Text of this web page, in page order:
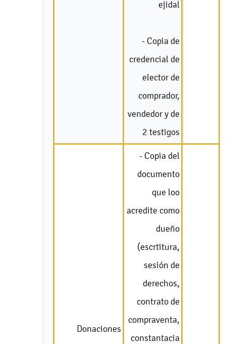
ejidal
- Copia de
credencial de
elector de
comprador,
vendedor y de
2 testigos
Donaciones
- Copia del
documento
que loo
acredite como
dueño
(escrtitura,
sesión de
derechos,
contrato de
compraventa,
constantacia